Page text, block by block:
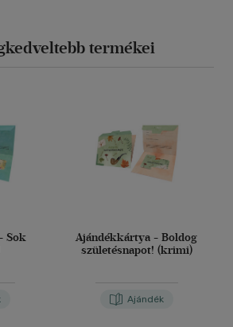
termékei
Sok
Ajándékkártya - Boldog
születésnapot! (krimi)
Ajándék